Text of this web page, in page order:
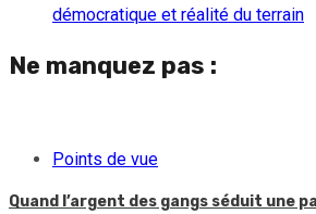
démocratique et réalité du terrain
Ne manquez pas :
Points de vue
Quand l’argent des gangs séduit une